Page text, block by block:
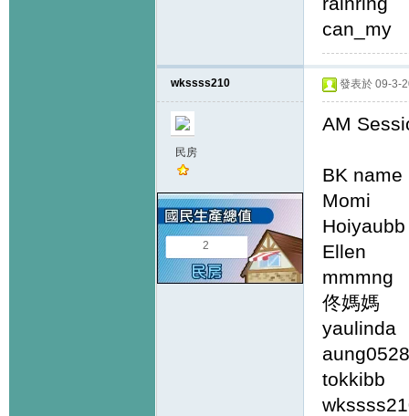
wkssss210
民房
2
發表於 09-3-
AM
BK
佟媽